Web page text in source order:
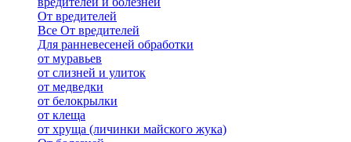
От вредителей
Все От вредителей
Для ранневесеней обработки
от муравьев
от слизней и улиток
от медведки
от белокрылки
от клеща
от хруща (личинки майского жука)